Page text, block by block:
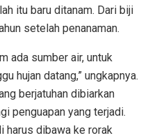
itu baru ditanam. Dari biji
setelah penanaman.
ada sumber air, untuk
hujan datang,” ungkapnya.
berjatuhan dibiarkan
penguapan yang terjadi.
harus dibawa ke rorak